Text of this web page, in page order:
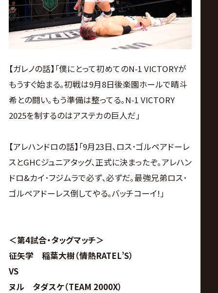
【ガレノの話】｢僕にとって初めてのN-1 VICTORYが
もうすぐ始まる｡初戦は9月8日後楽園ホールで晴斗
希との闘い｡もう準備は整ってる｡N-1 VICTORY
2025を制するのはアステカの巨人だ｣
【アレハンドロの話】｢9月23日､ロス･ゴルペアドーレ
スとGHCジュニアタッグ､正式に決まったぞ｡アレハン
ドロ&カイ･フジムラで必ず､必ずだ｡最強兄弟ロス･
ゴルペアドーレス倒してやる｡バッチコーイ!｣
＜第4試合・タッグマッチ＞
征矢学 稲葉大樹（情熱RATEL’S）
VS
ヌル タダスケ（TEAM 2000X）